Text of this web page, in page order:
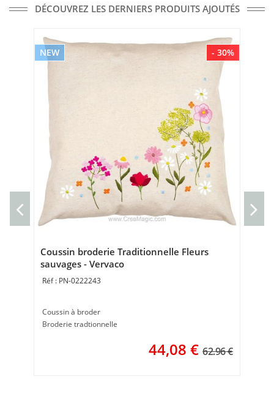
DÉCOUVREZ LES DERNIERS PRODUITS AJOUTÉS
- 30%
NEW
Coussin broderie Traditionnelle Fleurs
sauvages - Vervaco
PN-0222243
Coussin à broder
Broderie tradtionnelle
44,08 € 62.96 €